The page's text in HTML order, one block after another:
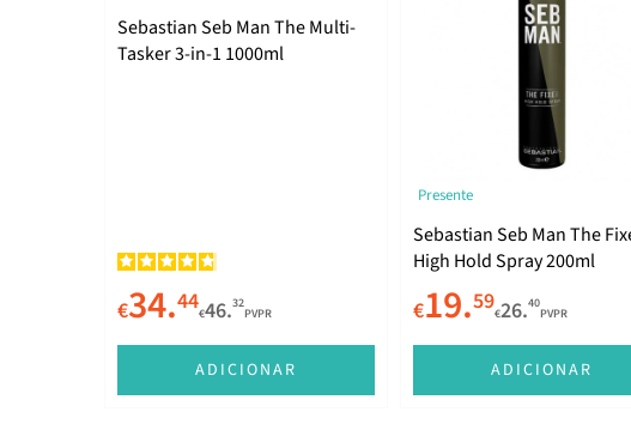
Sebastian Seb Man The Multi-
Tasker 3-in-1 1000ml
€34.44€46.32
PVPR
ADICIONAR
Presente
Sebastian Seb Man The
High Hold Spray 200ml
€19.59€26.40
PVPR
ADICIONAR